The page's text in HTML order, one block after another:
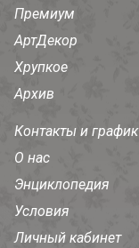
Премиум
АртДекор
Хрупкое
Архив
Контакты и график
О нас
Энциклопедия
Условия
Личный кабинет